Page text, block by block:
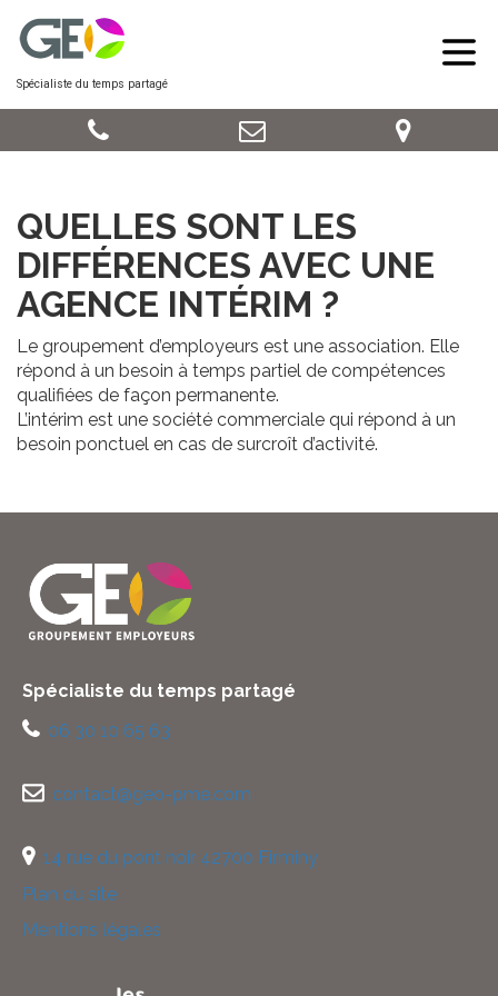
Spécialiste du temps partagé
QUELLES SONT LES
DIFFÉRENCES AVEC UNE
AGENCE INTÉRIM ?
Le groupement d’employeurs est une association. Elle
répond à un besoin à temps partiel de compétences
qualifiées de façon permanente.
L’intérim est une société commerciale qui répond à un
besoin ponctuel en cas de surcroît d’activité.
Spécialiste du temps partagé
06 30 10 65 63
contact@geo-pme.com
14 rue du pont noir 42700 Firminy
Plan du site
Mentions légales